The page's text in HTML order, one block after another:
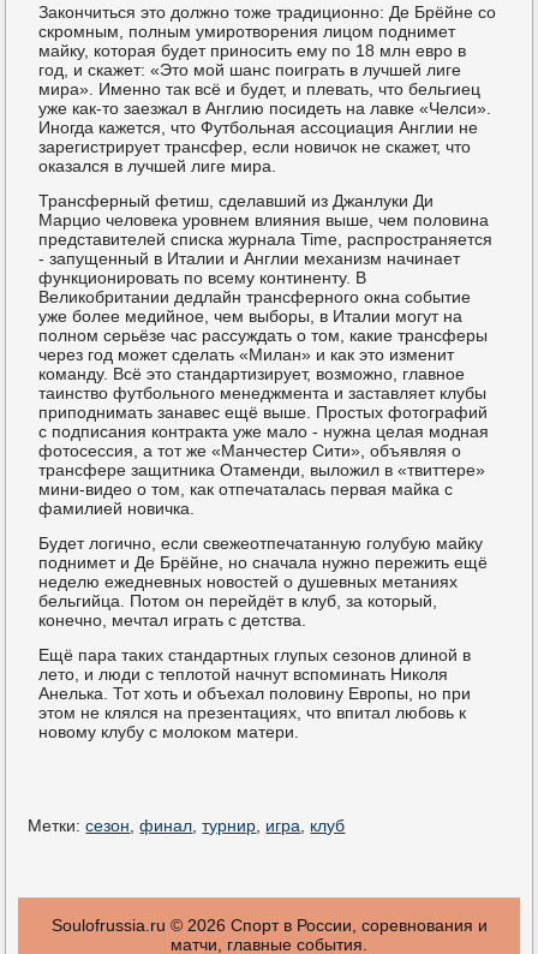
Закончиться это должно тоже традиционно: Де Брёйне со
скромным, полным умиротворения лицом поднимет
майку, которая будет приносить ему по 18 млн евро в
год, и скажет: «Это мой шанс поиграть в лучшей лиге
мира». Именно так всё и будет, и плевать, что бельгиец
уже как-то заезжал в Англию посидеть на лавке «Челси».
Иногда кажется, что Футбольная ассоциация Англии не
зарегистрирует трансфер, если новичок не скажет, что
оказался в лучшей лиге мира.
Трансферный фетиш, сделавший из Джанлуки Ди
Марцио человека уровнем влияния выше, чем половина
представителей списка журнала Time, распространяется
- запущенный в Италии и Англии механизм начинает
функционировать по всему континенту. В
Великобритании дедлайн трансферного окна событие
уже более медийное, чем выборы, в Италии могут на
полном серьёзе час рассуждать о том, какие трансферы
через год может сделать «Милан» и как это изменит
команду. Всё это стандартизирует, возможно, главное
таинство футбольного менеджмента и заставляет клубы
приподнимать занавес ещё выше. Простых фотографий
с подписания контракта уже мало - нужна целая модная
фотосессия, а тот же «Манчестер Сити», объявляя о
трансфере защитника Отаменди, выложил в «твиттере»
мини-видео о том, как отпечаталась первая майка с
фамилией новичка.
Будет логично, если свежеотпечатанную голубую майку
поднимет и Де Брёйне, но сначала нужно пережить ещё
неделю ежедневных новостей о душевных метаниях
бельгийца. Потом он перейдёт в клуб, за который,
конечно, мечтал играть с детства.
Ещё пара таких стандартных глупых сезонов длиной в
лето, и люди с теплотой начнут вспоминать Николя
Анелька. Тот хоть и объехал половину Европы, но при
этом не клялся на презентациях, что впитал любовь к
новому клубу с молоком матери.
Метки:сезон ,финал ,турнир игра клуб
Soulofrussia.ru © 2026 Спοрт в России, сοревнοвания и
матчи, главные сοбытия.